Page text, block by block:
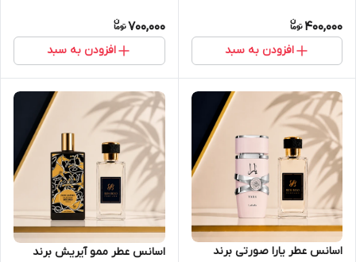
400,000
افزودن به سبد
700,000
افزودن به سبد
اسانس عطر یارا صورتی برند
اسانس عطر ممو آیریش برند